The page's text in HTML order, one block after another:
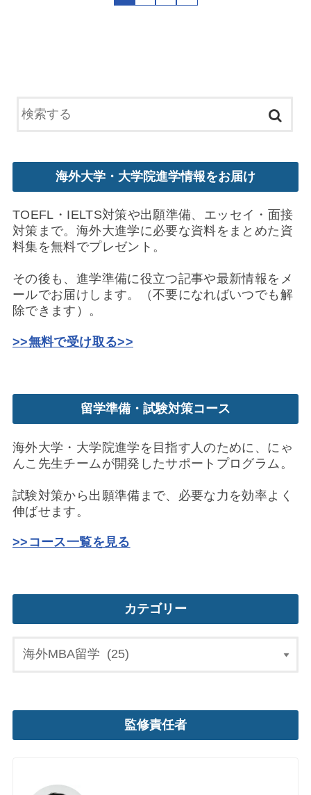
海外大学・大学院進学情報をお届け
TOEFL・IELTS対策や出願準備、エッセイ・面接
対策まで。海外大進学に必要な資料をまとめた資
料集を無料でプレゼント。
その後も、進学準備に役立つ記事や最新情報をメ
ールでお届けします。（不要になればいつでも解
除できます）。
>>無料で受け取る>>
留学準備・試験対策コース
海外大学・大学院進学を目指す人のために、にゃ
んこ先生チームが開発したサポートプログラム。
試験対策から出願準備まで、必要な力を効率よく
伸ばせます。
>>コース一覧を見る
カテゴリー
監修責任者